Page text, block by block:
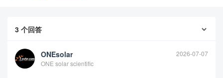
3 个回答
ONEsolar
2026-07-07
ONE solar scientific